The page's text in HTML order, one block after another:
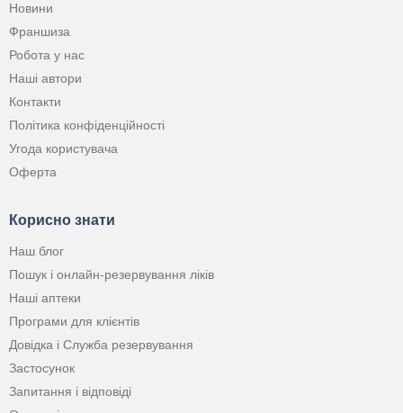
Новини
Франшиза
Робота у нас
Наші автори
Контакти
Політика конфіденційності
Угода користувача
Оферта
Корисно знати
Наш блог
Пошук і онлайн-резервування ліків
Наші аптеки
Програми для клієнтів
Довідка і Служба резервування
Застосунок
Запитання і відповіді